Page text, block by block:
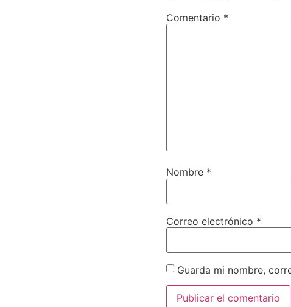
Comentario *
Nombre *
Correo electrónico *
Guarda mi nombre,